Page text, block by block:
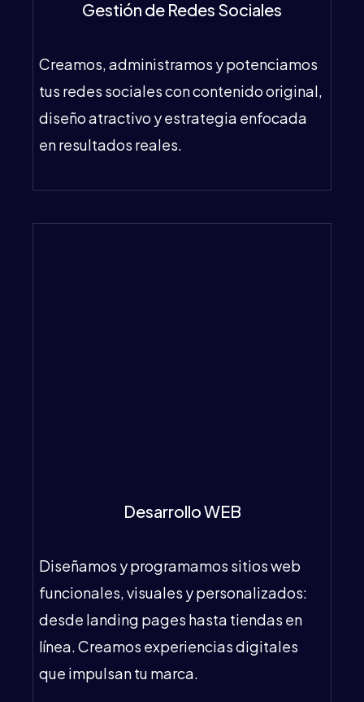
Gestión de Redes Sociales
Creamos, administramos y potenciamos
tus redes sociales con contenido original,
diseño atractivo y estrategia enfocada
en resultados reales.
Desarrollo WEB
Diseñamos y programamos sitios web
funcionales, visuales y personalizados:
desde landing pages hasta tiendas en
línea. Creamos experiencias digitales
que impulsan tu marca.